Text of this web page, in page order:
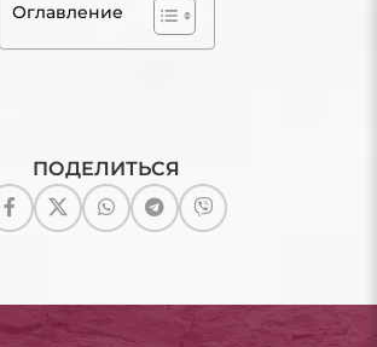
Оглавление
ПОДЕЛИТЬСЯ